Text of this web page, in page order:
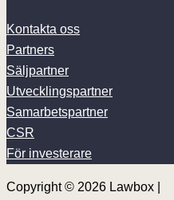
Kontakta oss
Partners
Säljpartner
Utvecklingspartner
Samarbetspartner
CSR
För investerare
Copyright © 2026 Lawbox |